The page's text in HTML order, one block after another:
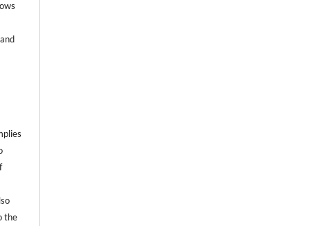
the